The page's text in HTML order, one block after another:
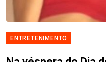
ENTRETENIMENTO